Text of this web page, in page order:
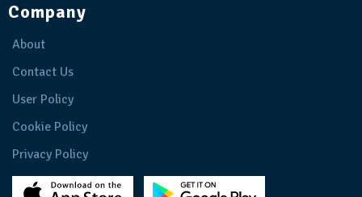
Company
About
Contact Us
User Policy
Cookie Policy
Privacy Policy